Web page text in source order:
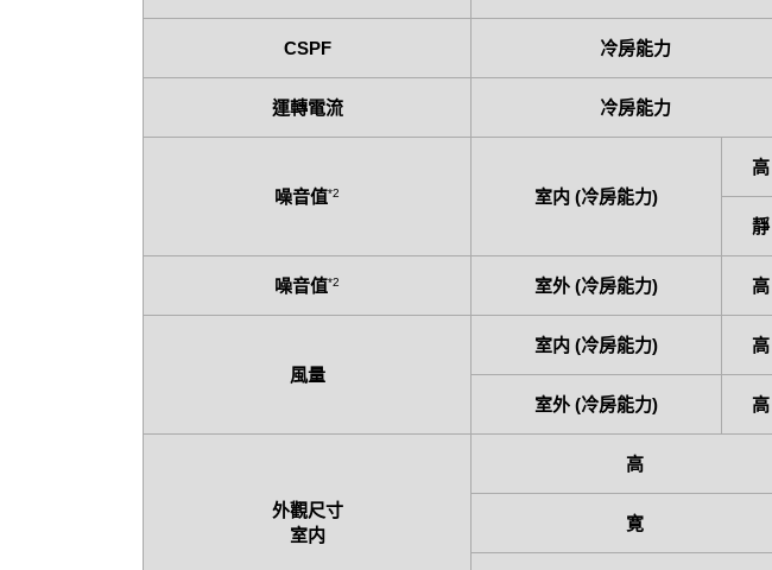
CSPF 冷房能力
運轉電流 冷房能力
噪音值*2 室内 (冷房能力)
高
靜
噪音值*2 室外 (冷房能力) 高
風量
室内 (冷房能力) 高
室外 (冷房能力) 高
外觀尺寸
室内
高
寛